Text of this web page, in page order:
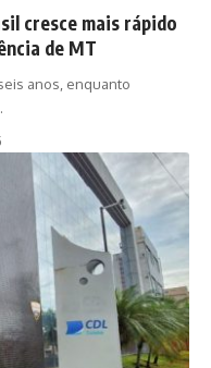
cresce mais rápido
de MT
anos, enquanto